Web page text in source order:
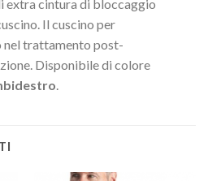
extra cintura di bloccaggio
Il cuscino per
nel trattamento post-
Disponibile di colore
.